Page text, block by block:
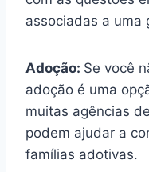
associadas a uma
Adoção: Se você
adoção é uma
muitas agências
podem ajudar a
famílias adotivas.